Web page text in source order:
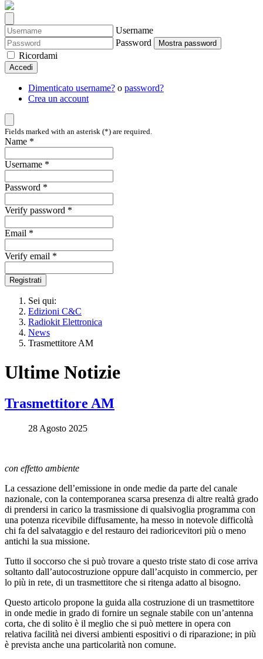
Username
Password
Mostra password
Ricordami
Accedi
Dimenticato username? o password?
Crea un account
Fields marked with an asterisk (*) are required.
Name *
Username *
Password *
Verify password *
Email *
Verify email *
Registrati
Sei qui:
Edizioni C&C
Radiokit Elettronica
News
Trasmettitore AM
Ultime Notizie
Trasmettitore AM
28 Agosto 2025
con effetto ambiente
La cessazione dell’emissione in onde medie da parte del canale
nazionale, con la contemporanea scarsa presenza di altre realtà grado
di prendersi in carico la trasmissione di qualsivoglia programma con
una potenza ricevibile diffusamente, ha messo in notevole difficoltà
chi fa del salvataggio e del restauro dei radioricevitori più o meno
antichi la sua missione.
Tutto il soccorso che si può trovare a questo triste stato di cose arriva
soltanto dall’autocostruzione oppure dall’acquisto in commercio, per
lo più in rete, di un trasmettitore che si ritenga adatto al bisogno.
Questo articolo propone la guida alla costruzione di un trasmettitore
in onde medie in grado di fornire un segnale stabile con un’antenna
corta, che di solito è il meglio che si può mettere in opera con
relativa facilità nei diversi ambienti espositivi o di riparazione; in più
è prevista anche una particolarità non comune.